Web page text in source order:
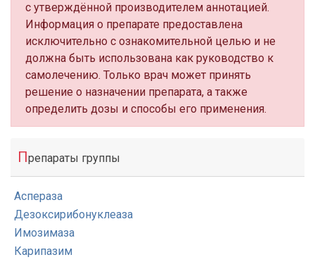
с утверждённой производителем аннотацией.
Информация о препарате предоставлена
исключительно с ознакомительной целью и не
должна быть использована как руководство к
самолечению. Только врач может принять
решение о назначении препарата, а также
определить дозы и способы его применения.
Препараты группы
Аспераза
Дезоксирибонуклеаза
Имозимаза
Карипазим